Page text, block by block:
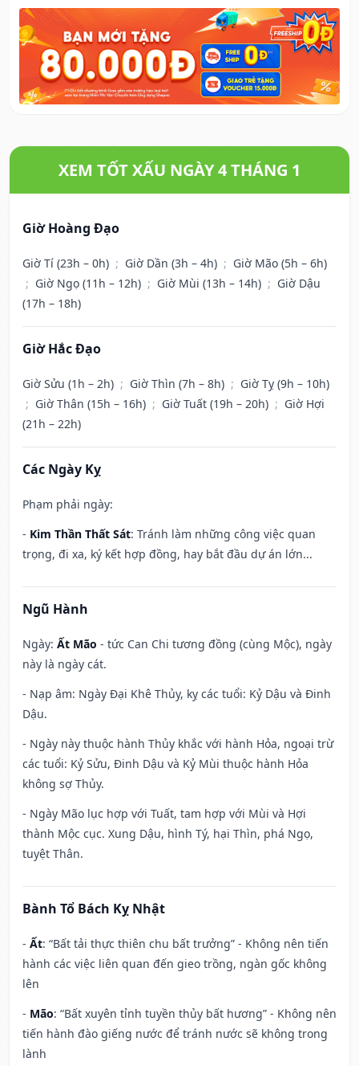
XEM TỐT XẤU NGÀY 4 THÁNG 1
Giờ Hoàng Đạo
Giờ Tí (23h – 0h) ; Giờ Dần (3h – 4h) ; Giờ Mão (5h – 6h)
; Giờ Ngọ (11h – 12h) ; Giờ Mùi (13h – 14h) ; Giờ Dậu
(17h – 18h)
Giờ Hắc Đạo
Giờ Sửu (1h – 2h) ; Giờ Thìn (7h – 8h) ; Giờ Tỵ (9h – 10h)
; Giờ Thân (15h – 16h) ; Giờ Tuất (19h – 20h) ; Giờ Hợi
(21h – 22h)
Các Ngày Kỵ
Phạm phải ngày:
- Kim Thần Thất Sát: Tránh làm những công việc quan
trọng, đi xa, ký kết hợp đồng, hay bắt đầu dự án lớn...
Ngũ Hành
Ngày: Ất Mão - tức Can Chi tương đồng (cùng Mộc), ngày
này là ngày cát.
- Nạp âm: Ngày Đại Khê Thủy, kỵ các tuổi: Kỷ Dậu và Đinh
Dậu.
- Ngày này thuộc hành Thủy khắc với hành Hỏa, ngoại trừ
các tuổi: Kỷ Sửu, Đinh Dậu và Kỷ Mùi thuộc hành Hỏa
không sợ Thủy.
- Ngày Mão lục hợp với Tuất, tam hợp với Mùi và Hợi
thành Mộc cục. Xung Dậu, hình Tý, hại Thìn, phá Ngọ,
tuyệt Thân.
Bành Tổ Bách Kỵ Nhật
- Ất: “Bất tải thực thiên chu bất trưởng” - Không nên tiến
hành các việc liên quan đến gieo trồng, ngàn gốc không
lên
- Mão: “Bất xuyên tỉnh tuyền thủy bất hương” - Không nên
tiến hành đào giếng nước để tránh nước sẽ không trong
lành